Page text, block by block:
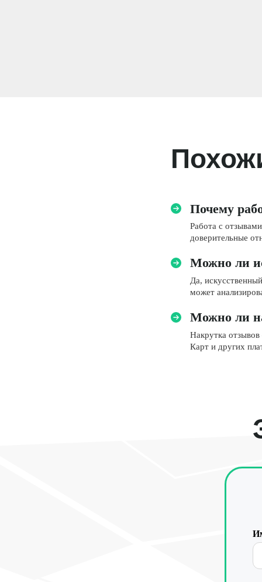
Почему
Работа с
доверительные
Можно ли
Да,
может
Можно ли
Накрутка отзывов
Карт и других